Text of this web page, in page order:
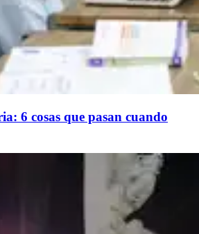
6 cosas que pasan cuando